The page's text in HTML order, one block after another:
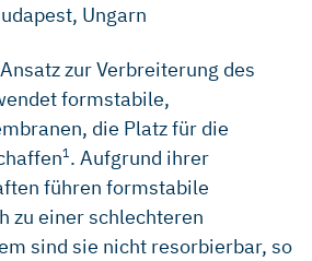
Ungarn
zur Verbreiterung des
formstabile,
die Platz für die
1. Aufgrund ihrer
führen formstabile
zu einer schlechteren
sind sie nicht resorbierbar, so